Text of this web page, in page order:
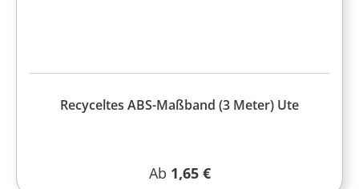
Recyceltes ABS-Maßband (3 Meter) Ute
Regulärer Preis:
Ab 1,65 €